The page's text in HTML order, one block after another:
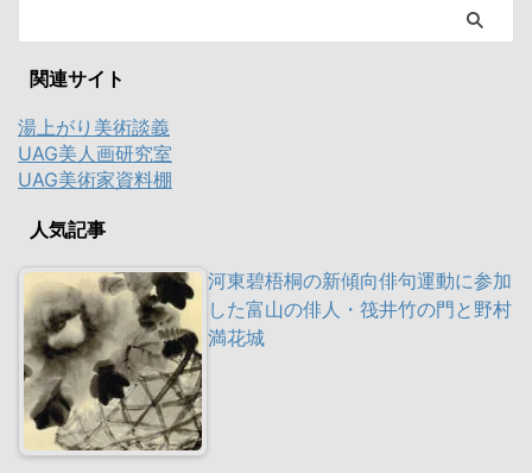
関連サイト
湯上がり美術談義
UAG美人画研究室
UAG美術家資料棚
人気記事
河東碧梧桐の新傾向俳句運動に参加
した富山の俳人・筏井竹の門と野村
満花城